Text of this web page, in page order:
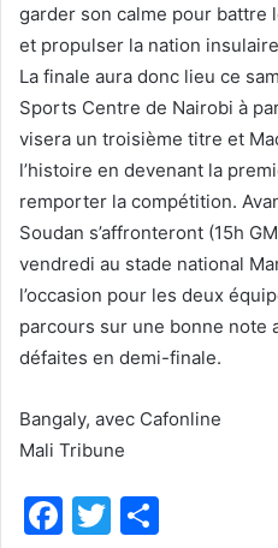
garder son calme pour battre
et propulser la nation
La finale aura donc lieu ce
Sports Centre de Nairobi à
visera un troisième titre et
l’histoire en devenant la
remporter la compétition.
Soudan s’affronteront (15h
vendredi au stade national
l’occasion pour les deux
parcours sur une bonne note
défaites en demi-finale.
Bangaly, avec Cafonline
Mali Tribune
F
T